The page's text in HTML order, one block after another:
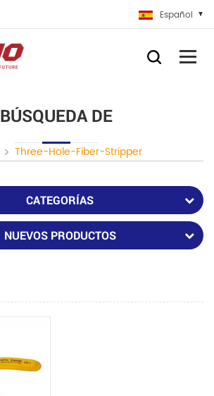
Español
BÚSQUEDA DE
Three-Hole-Fiber-Stripper
CATEGORÍAS
NUEVOS PRODUCTOS